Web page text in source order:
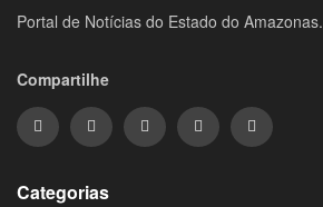
Portal de Notícias do Estado do Amazonas.
Compartilhe
Categorias